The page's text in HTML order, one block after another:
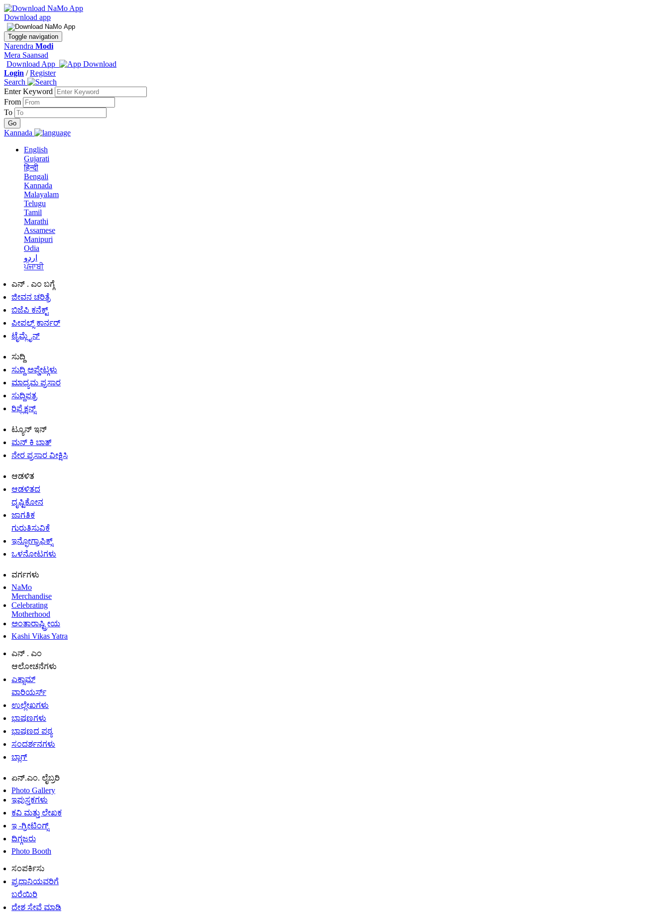
Download app
Toggle navigation
Narendra Modi
Mera Saansad
Download App
Login /Register
Search
Enter Keyword
From
To
Kannada
English
Gujarati
हिन्दी
Bengali
Kannada
Malayalam
Telugu
Tamil
Marathi
Assamese
Manipuri
Odia
اردو
ਪੰਜਾਬੀ
ಎನ್ . ಎಂ ಬಗ್ಗೆ
ಜೀವನ ಚರಿತ್ರೆ
ಬಿಜೆಪಿ ಕನೆಕ್ಟ್
ಪೀಪಲ್ಸ್ ಕಾರ್ನರ್
ಟೈಮ್ಲೈನ್
ಸುದ್ದಿ
ಸುದ್ದಿ ಅಪ್ಡೇಟ್ಗಳು
ಮಾಧ್ಯಮ ಪ್ರಸಾರ
ಸುದ್ದಿಪತ್ರ
ರಿಫ್ಲೆಕ್ಷನ್ಸ್
ಟ್ಯೂನ್ ಇನ್
ಮನ್ ಕಿ ಬಾತ್
ನೇರ ಪ್ರಸಾರ ವೀಕ್ಷಿಸಿ
ಆಡಳಿತ
ಆಡಳಿತದ
ದೃಷ್ಟಿಕೋನ
ಜಾಗತಿಕ
ಗುರುತಿಸುವಿಕೆ
ಇನ್ಫೋಗ್ರಾಫಿಕ್ಸ್
ಒಳನೋಟಗಳು
ವರ್ಗಗಳು
NaMo
Merchandise
Celebrating
Motherhood
ಅಂತಾರಾಷ್ಟ್ರೀಯ
Kashi Vikas Yatra
ಎನ್ . ಎಂ
ಆಲೋಚನೆಗಳು
ಎಕ್ಸಾಮ್
ವಾರಿಯರ್ಸ್
ಉಲ್ಲೇಖಗಳು
ಭಾಷಣಗಳು
ಭಾಷಣದ ಪಠ್ಯ
ಸಂದರ್ಶನಗಳು
ಬ್ಲಾಗ್
ಏನ್.ಎಂ. ಲೈಬ್ರರಿ
Photo Gallery
ಇಪುಸ್ತಕಗಳು
ಕವಿ ಮತ್ತು ಲೇಖಕ
ಇ -ಗ್ರೀಟಿಂಗ್ಸ್
ದಿಗ್ಗಜರು
Photo Booth
ಸಂಪರ್ಕಿಸು
ಪ್ರಧಾನಿಯವರಿಗೆ
ಬರೆಯಿರಿ
ದೇಶ ಸೇವೆ ಮಾಡಿ